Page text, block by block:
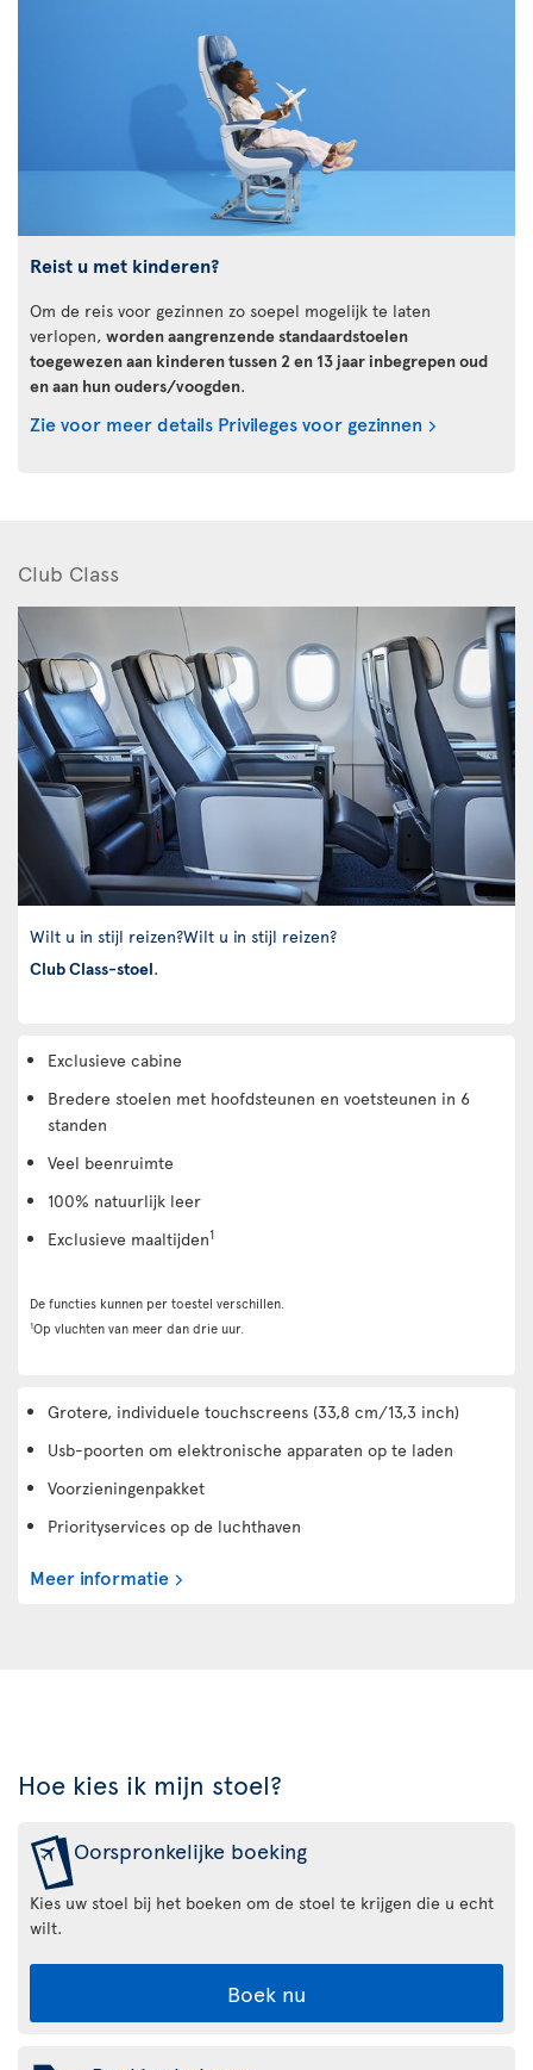
Reist u met kinderen?
Om de reis voor gezinnen zo soepel mogelijk te laten
verlopen, worden aangrenzende standaardstoelen
toegewezen aan kinderen tussen 2 en 13 jaar inbegrepen oud
en aan hun ouders/voogden.
Zie voor meer details Privileges voor gezinnen
Club Class
Wilt u in stijl reizen?Wilt u in stijl reizen?
Club Class-stoel.
Exclusieve cabine
Bredere stoelen met hoofdsteunen en voetsteunen in 6
standen
Veel beenruimte
100% natuurlijk leer
Exclusieve maaltijden1
De functies kunnen per toestel verschillen.
1Op vluchten van meer dan drie uur.
Grotere, individuele touchscreens (33,8 cm/13,3 inch)
Usb-poorten om elektronische apparaten op te laden
Voorzieningenpakket
Priorityservices op de luchthaven
Meer informatie
Hoe kies ik mijn stoel?
Oorspronkelijke boeking
Kies uw stoel bij het boeken om de stoel te krijgen die u echt
wilt.
Boek nu